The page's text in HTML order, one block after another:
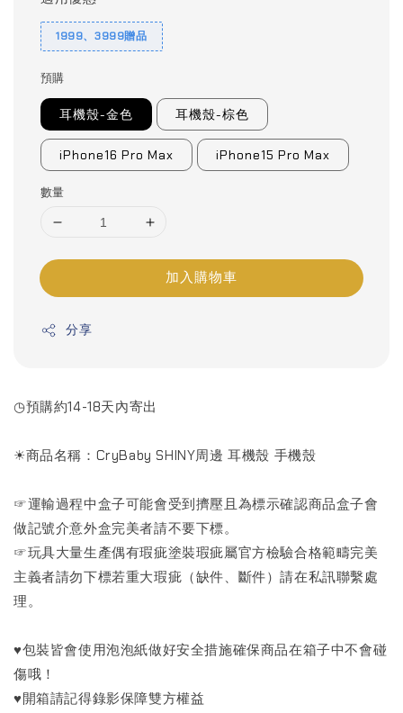
1999、3999贈品
預購
耳機殼-金色 耳機殼-棕色
iPhone16 Pro Max iPhone15 Pro Max
數量
加入購物車
分享
◷預購約14-18天內寄出
☀商品名稱：CryBaby SHINY周邊 耳機殼 手機殼
☞運輸過程中盒子可能會受到擠壓且為標示確認商品盒子會
做記號介意外盒完美者請不要下標。
☞玩具大量生產偶有瑕疵塗裝瑕疵屬官方檢驗合格範疇完美
主義者請勿下標若重大瑕疵（缺件、斷件）請在私訊聯繫處
理。
♥包裝皆會使用泡泡紙做好安全措施確保商品在箱子中不會碰
傷哦！
♥開箱請記得錄影保障雙方權益